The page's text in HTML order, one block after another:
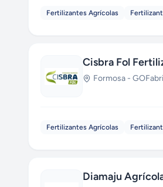
Fertilizantes Agrícolas
Cisbra Fol
Formosa - GO
Fertilizantes Agrícolas
Diamaju